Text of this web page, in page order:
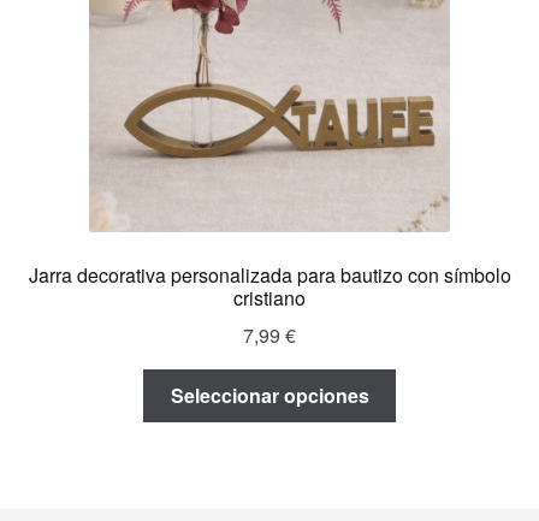
elegir
página
de
producto
Jarra decorativa personalizada para bautizo con símbolo
cristiano
7,99 €
Seleccionar opciones